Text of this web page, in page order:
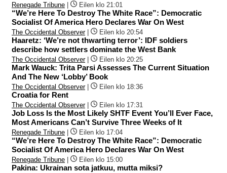
Renegade Tribune | Eilen klo 21:01
“We’re Here To Destroy The White Race”: Democratic
Socialist Of America Hero Declares War On West
The Occidental Observer| Eilen klo 20:54
Haaretz: ‘We’re not thwarting terror’: IDF soldiers
describe how settlers dominate the West Bank
The Occidental Observer| Eilen klo 20:25
Mark Wauck: Trita Parsi Assesses The Current Situation
And The New ‘Lobby’ Book
The Occidental Observer| Eilen klo 18:36
Croatia for Rent
The Occidental Observer| Eilen klo 17:31
Job Loss Is the Most Likely SHTF Event You’ll Ever Face,
Most Americans Can’t Survive Three Weeks of It
Renegade Tribune | Eilen klo 17:04
“We’re Here To Destroy The White Race”: Democratic
Socialist Of America Hero Declares War On West
Renegade Tribune | Eilen klo 15:00
Pakina: Ukrainan sota jatkuu, mutta miksi?